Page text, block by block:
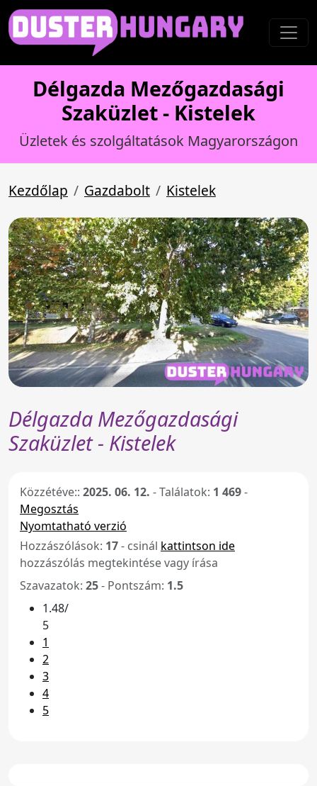
Délgazda Mezőgazdasági
Szaküzlet - Kistelek
Üzletek és szolgáltatások Magyarországon
Kezdőlap Gazdabolt Kistelek
Délgazda Mezőgazdasági
Szaküzlet - Kistelek
Közzétéve:: 2025. 06. 12. -Találatok: 1 469-
Megosztás
Nyomtatható verzió
Hozzászólások: 17- csinál kattintson ide
hozzászólás megtekintése vagy írása
Szavazatok: 25- Pontszám: 1.5
1.48/
5
1
2
3
4
5